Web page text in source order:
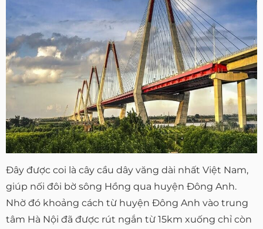
Đây được coi là cây cầu dây văng dài nhất Việt Nam,
giúp nối đôi bờ sông Hồng qua huyện Đông Anh.
Nhờ đó khoảng cách từ huyện Đông Anh vào trung
tâm Hà Nội đã được rút ngắn từ 15km xuống chỉ còn